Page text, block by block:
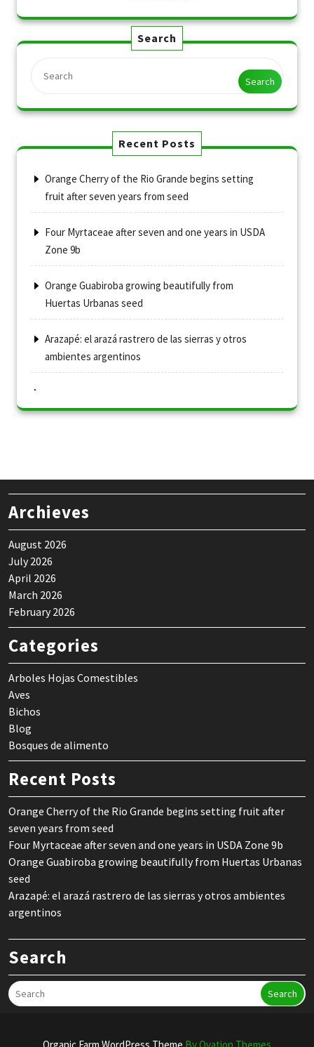
Search
Search
Recent Posts
Orange Cherry of the Rio Grande begins setting
fruit after seven years from seed
Four Myrtaceae after seven and one years in USDA
Zone 9b
Orange Guabiroba growing beautifully from
Huertas Urbanas seed
Arazapé: el arazá rastrero de las sierras y otros
ambientes argentinos
Archieves
August 2026
July 2026
April 2026
March 2026
February 2026
Categories
Arboles Hojas Comestibles
Aves
Bichos
Blog
Bosques de alimento
Recent Posts
Orange Cherry of the Rio Grande begins setting fruit after
seven years from seed
Four Myrtaceae after seven and one years in USDA Zone 9b
Orange Guabiroba growing beautifully from Huertas Urbanas
seed
Arazapé: el arazá rastrero de las sierras y otros ambientes
argentinos
Search
Search